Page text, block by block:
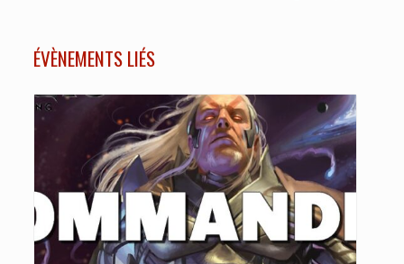
ÉVÈNEMENTS LIÉS